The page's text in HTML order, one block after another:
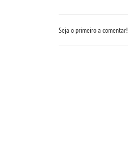
Seja o primeiro a comentar!